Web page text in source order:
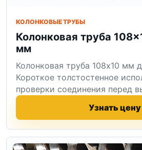
КОЛОНКОВЫЕ ТРУБЫ
Колонковая труба
мм
Колонковая труба 108x10 мм
Короткое толстостенное
проверки соединения перед
Узнать цену